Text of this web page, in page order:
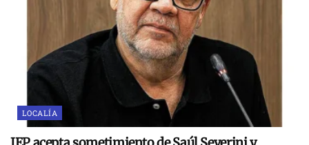
LOCALÍA